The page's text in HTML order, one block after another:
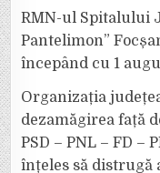
RMN-ul Spitalului
Pantelimon”
începând cu 1
Organizația
dezamăgirea față
PSD – PNL – FD –
înțeles să distrugă